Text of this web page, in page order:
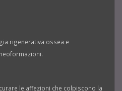
rigenerativa ossea e
le affezioni che colpiscono la